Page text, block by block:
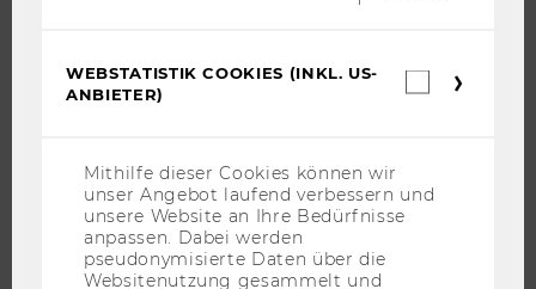
BACHELOR
EXECUTIVE EDUCATION
BEWERBUNG UND ZULASSUNG
INFORMATIONEN FÜR STUDIERENDE
INTERNATIONALE UND INCOMING EXCHANGE STUDIERENDE
WEBSTATISTIK COOKIES (INKL. US-
ANBIETER)
Mithilfe dieser Cookies können wir
unser Angebot laufend verbessern und
unsere Website an Ihre Bedürfnisse
anpassen. Dabei werden
pseudonymisierte Daten über die
Websitenutzung gesammelt und